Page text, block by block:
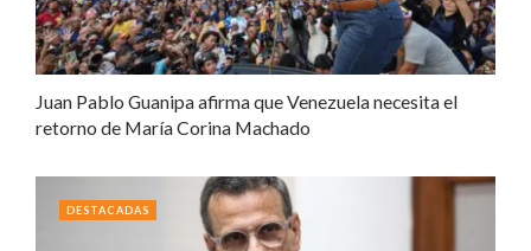
Juan Pablo Guanipa afirma que Venezuela necesita el
retorno de María Corina Machado
DESTACADAS